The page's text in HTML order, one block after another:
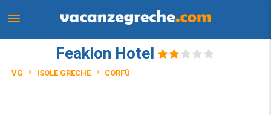
Feakion Hotel
VG ISOLE GRECHE CORFÙ